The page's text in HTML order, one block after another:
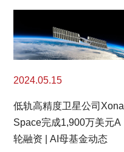
2024.05.15
低轨高精度卫星公司Xona
Space完成1,900万美元A
轮融资 | AI母基金动态